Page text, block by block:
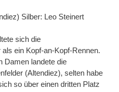
Silber: Leo Steinert
sich die
ein Kopf-an-Kopf-Rennen.
Damen landete die
(Altendiez), selten habe
so über einen dritten Platz